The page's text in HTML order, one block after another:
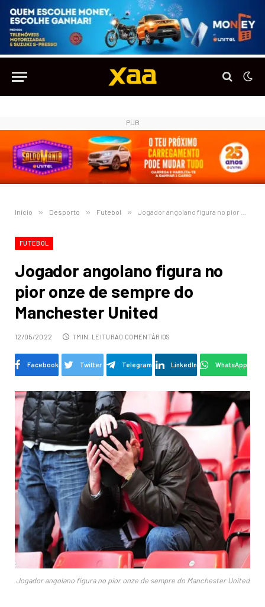
PUB
Início » Desporto » Futebol » Jogador angolano figura no pior onze de sempre do Manchester United
FUTEBOL
Jogador angolano figura no
pior onze de sempre do
Manchester United
12/05/2022 1 MIN. LEITURA0 COMENTÁRIOS
Facebook Twitter Telegram LinkedIn WhatsApp
Jogador angolano figura no pior onze de sempre do Manchester United